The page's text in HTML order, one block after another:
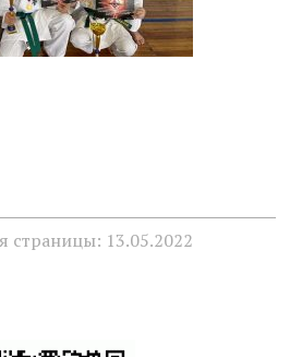
страницы: 13.05.2022